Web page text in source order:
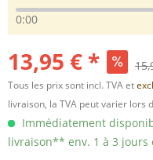
0:00
13,95 € *
Tous les prix sont incl. TVA et
livraison, la TVA peut varier lors
Immédiatement
livraison** env. 1 à 3 jours